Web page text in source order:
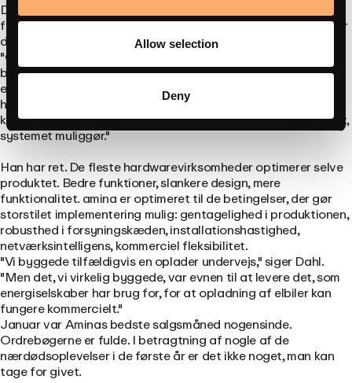
Allow selection
Deny
Dahl taler om Lean-produktion, Theory of Constraints og
flowproduktion. Begreber, der lyder akademiske, indtil man ser
dem anvendt på noget så konkret som en ladestation.
"Opladeren er kun outputtet," siger han. "Det, der virkelig
betyder noget, er resultatet: forbedret rentabilitet i hele
energiøkosystemet. Energiselskaber, der kan levere pålideligt,
håndtere begrænsninger i elnettet og opbygge levedygtige
kommercielle modeller omkring opladning af elbiler. Det er det,
systemet muliggør."
Han har ret. De fleste hardwarevirksomheder optimerer selve
produktet. Bedre funktioner, slankere design, mere
funktionalitet. amina er optimeret til de betingelser, der gør
storstilet implementering mulig: gentagelighed i produktionen,
robusthed i forsyningskæden, installationshastighed,
netværksintelligens, kommerciel fleksibilitet.
"Vi byggede tilfældigvis en oplader undervejs," siger Dahl.
"Men det, vi virkelig byggede, var evnen til at levere det, som
energiselskaber har brug for, for at opladning af elbiler kan
fungere kommercielt."
Januar var Aminas bedste salgsmåned nogensinde.
Ordrebøgerne er fulde. I betragtning af nogle af de
nærdødsoplevelser i de første år er det ikke noget, man kan
tage for givet.